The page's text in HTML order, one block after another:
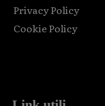
Privacy Policy
Cookie Policy